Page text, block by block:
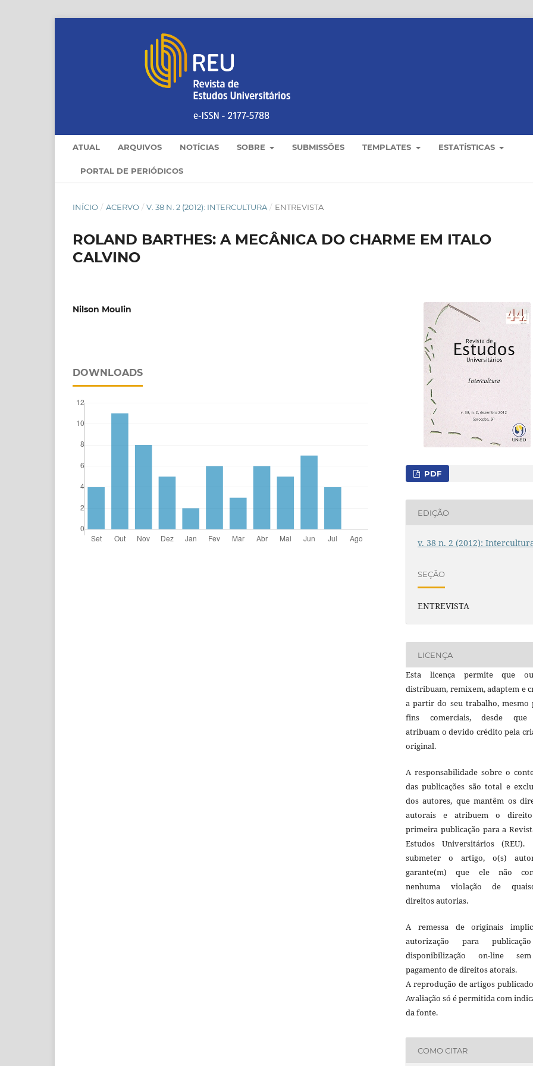
ATUAL ARQUIVOS NOTÍCIAS SOBRE SUBMISSÕES TEMPLATES ESTATÍSTICAS
PORTAL DE PERIÓDICOS
INÍCIO / ACERVO / V. 38 N. 2 (2012): INTERCULTURA / ENTREVISTA
ROLAND BARTHES: A MECÂNICA DO CHARME EM ITALO
CALVINO
Nilson Moulin
DOWNLOADS
PDF
EDIÇÃO
v. 38 n. 2 (2012):
SEÇÃO
ENTREVISTA
LICENÇA
Esta licença permite que
distribuam, remixem, adaptem e
a partir do seu trabalho, mesmo
fins comerciais, desde
atribuam o devido crédito pela
original.
A responsabilidade sobre o
das publicações são total e
dos autores, que mantêm os
autorais e atribuem o
primeira publicação para a
Estudos Universitários
submeter o artigo, o(s)
garante(m) que ele não
nenhuma violação de
direitos autorias.
A remessa de originais
autorização para
disponibilização on-line
pagamento de direitos atorais.
A reprodução de artigos
Avaliação só é permitida com
da fonte.
COMO CITAR